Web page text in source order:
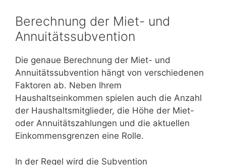
Berechnung der Miet- und
Annuitätssubvention
Die genaue Berechnung der Miet- und
Annuitätssubvention hängt von verschiedenen
Faktoren ab. Neben Ihrem
Haushaltseinkommen spielen auch die Anzahl
der Haushaltsmitglieder, die Höhe der Miet-
oder Annuitätszahlungen und die aktuellen
Einkommensgrenzen eine Rolle.
In der Regel wird die Subvention